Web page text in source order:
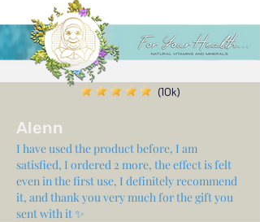
Alenn
I have used the product before, I am
satisfied, I ordered 2 more, the effect is felt
even in the first use, I definitely recommend
it, and thank you very much for the gift you
sent with it ✨
(10k)